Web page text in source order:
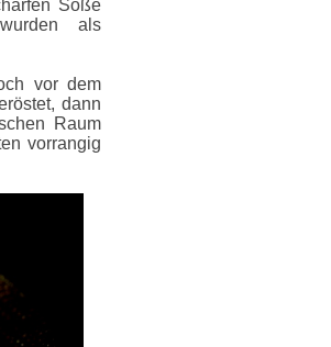
Soße
als
vor dem
dann
Raum
vorrangig